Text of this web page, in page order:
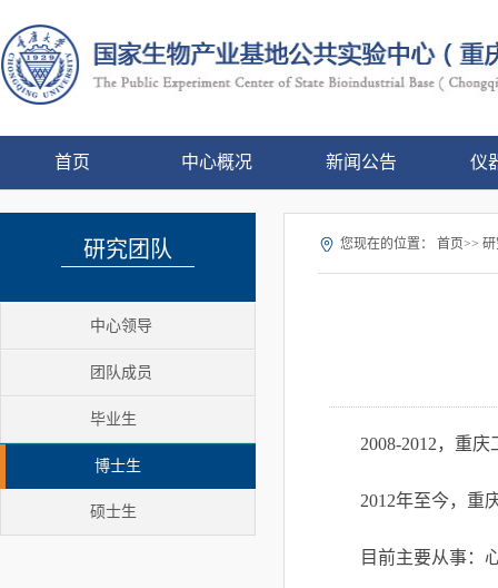
首页 中心概况 新闻公告 仪
研究团队
中心领导
团队成员
毕业生
博士生
硕士生
您现在的位置： 首页>>
2008-2012，重庆
2012年至今，重
目前主要从事：